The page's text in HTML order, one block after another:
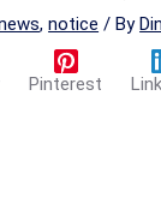
,notice / By
Pinterest